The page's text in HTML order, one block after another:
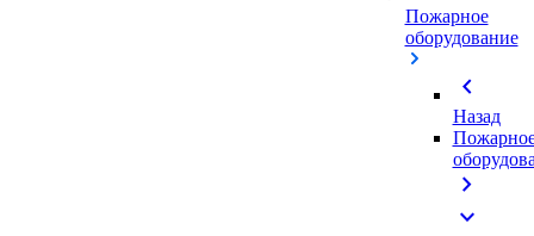
Пожарное
оборудование
chevron_left
Назад
chevron_right
expand_more